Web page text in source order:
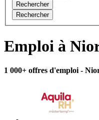
Rechercher
Rechercher
Emploi à
1 000+ offres d'emploi -